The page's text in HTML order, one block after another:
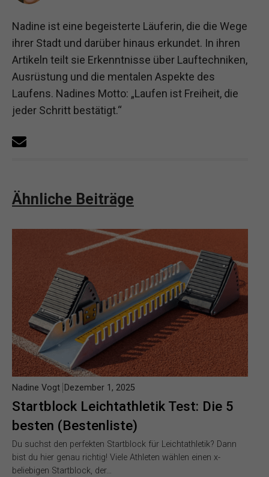
Nadine ist eine begeisterte Läuferin, die die Wege
ihrer Stadt und darüber hinaus erkundet. In ihren
Artikeln teilt sie Erkenntnisse über Lauftechniken,
Ausrüstung und die mentalen Aspekte des
Laufens. Nadines Motto: „Laufen ist Freiheit, die
jeder Schritt bestätigt.“
Ähnliche Beiträge
Startblock Leichtathletik Test: Die 5
besten (Bestenliste)
Nadine Vogt Dezember 1, 2025
Du suchst den perfekten Startblock für Leichtathletik? Dann
bist du hier genau richtig! Viele Athleten wählen einen x-
beliebigen Startblock, der…